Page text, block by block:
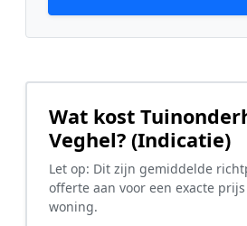
Wat kost
Veghel? (Indicatie)
Let op: Dit zijn gemiddelde
offerte aan voor een exacte
woning.